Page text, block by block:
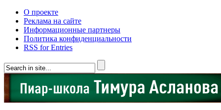
О проекте
Реклама на сайте
Информационные партнеры
Политика конфиденциальности
RSS for Entries